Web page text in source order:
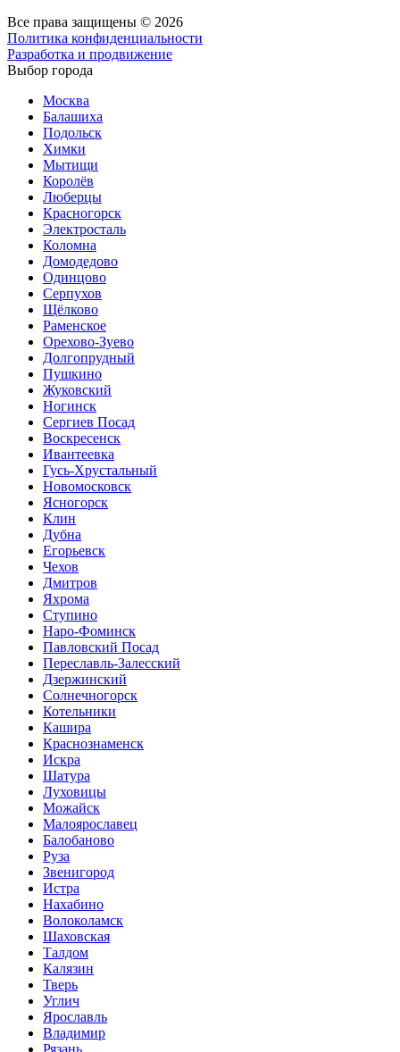
Все права защищены © 2026
Политика конфиденциальности
Разработка и продвижение
Выбор города
Москва
Балашиха
Подольск
Химки
Мытищи
Королёв
Люберцы
Красногорск
Электросталь
Коломна
Домодедово
Одинцово
Серпухов
Щёлково
Раменское
Орехово-Зуево
Долгопрудный
Пушкино
Жуковский
Ногинск
Сергиев Посад
Воскресенск
Ивантеевка
Гусь-Хрустальный
Новомосковск
Ясногорск
Клин
Дубна
Егорьевск
Чехов
Дмитров
Яхрома
Ступино
Наро-Фоминск
Павловский Посад
Переславль-Залесский
Дзержинский
Солнечногорск
Котельники
Кашира
Краснознаменск
Искра
Шатура
Луховицы
Можайск
Малоярославец
Балобаново
Руза
Звенигород
Истра
Нахабино
Волоколамск
Шаховская
Талдом
Калязин
Тверь
Углич
Ярославль
Владимир
Рязань